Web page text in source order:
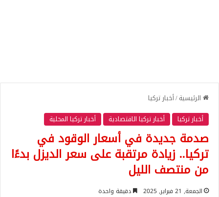
الرئيسية/أخبار تركيا
أخبار تركيا
أخبار تركيا الاقتصادية أخبار تركيا المحلية
صدمة جديدة في أسعار الوقود في
تركيا.. زيادة مرتقبة على سعر الديزل بدءًا
من منتصف الليل
الجمعة, 21 فبراير, 2025 دقيقة واحدة